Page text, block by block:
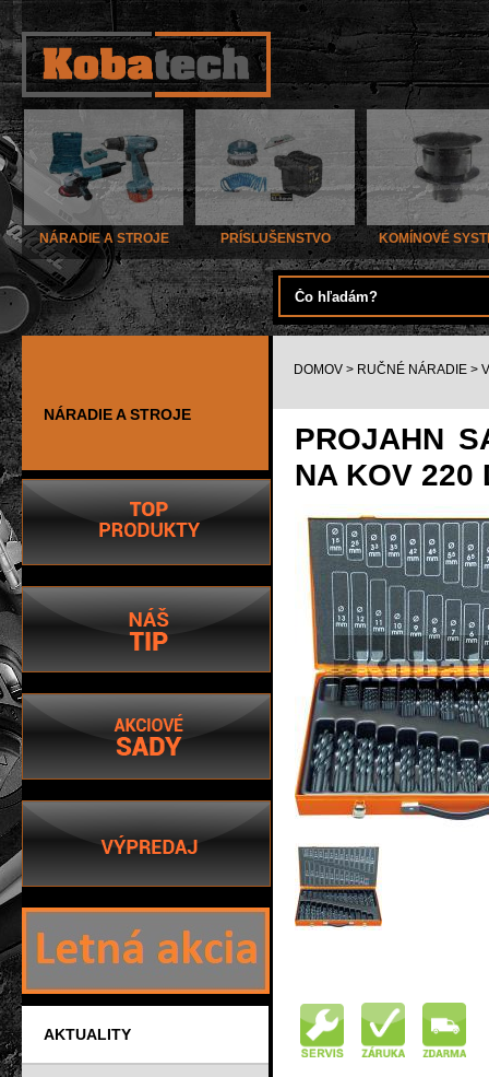
NÁRADIE A STROJE PRÍSLUŠENSTVO KOMÍNOVÉ
NÁRADIE A STROJE
AKTUALITY
DOMOV > RUČNÉ NÁRADIE >
PROJAHN
NA KOV 220